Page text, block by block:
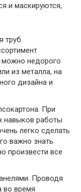
и маскируются,
труб.
можно недорого
из металла, на
дизайна и
При
навыков работы
легко сделать
важно знать
произвести все
Проводя
во время